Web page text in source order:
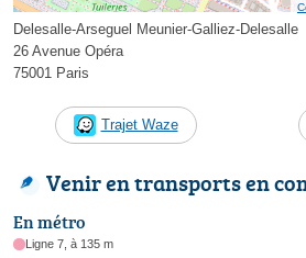
Delesalle-Arseguel Meunier-Galliez-Delesalle
26 Avenue Opéra
75001 Paris
Trajet Waze
Venir en transports en
En métro
Ligne 7, à 135 m